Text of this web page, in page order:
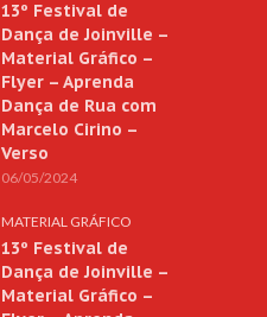
13º Festival de
Dança de Joinville –
Material Gráfico –
Flyer – Aprenda
Dança de Rua com
Marcelo Cirino –
Verso
06/05/2024
MATERIAL GRÁFICO
13º Festival de
Dança de Joinville –
Material Gráfico –